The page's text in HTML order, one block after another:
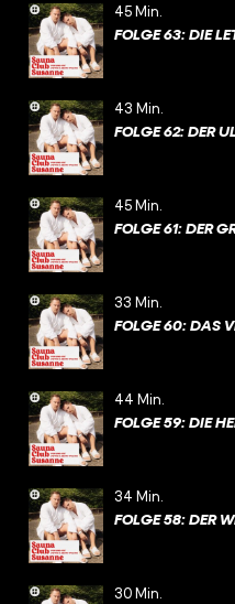
45 Min.
FOLGE 63: DIE
43 Min.
FOLGE 62: DER
45 Min.
FOLGE 61: DER
33 Min.
FOLGE 60: DAS
44 Min.
FOLGE 59: DIE
34 Min.
FOLGE 58: DER
30 Min.